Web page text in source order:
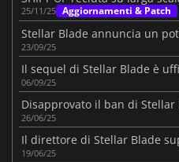
25/11/25 Aggiornamenti & Patch
23/09/25
Il sequel di Stellar Blade è
06/09/25
26/06/25
19/06/25